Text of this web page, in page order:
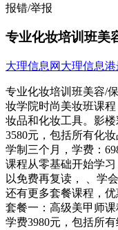
报错/举报
专业化妆培训班美
大理信息网 大理信息港
专业化妆培训班美容/
妆学院时尚美妆班课
妆品和化妆工具。影
3580元，包括所有化
学制三个月，学费：
课程从零基础开始学
以免费再复读， 、学会
还有更多套餐课程，优
套餐一：高级美甲师
学费3980元，包括所有